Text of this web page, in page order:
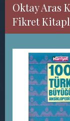
Oktay Aras
Fikret